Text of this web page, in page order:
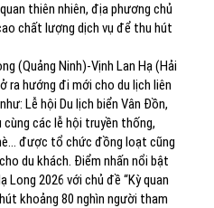
thiên nhiên, địa phương chủ
chất lượng dịch vụ để thu hút
(Quảng Ninh)-Vịnh Lan Hạ (Hải
ra hướng đi mới cho du lịch liên
Lễ hội Du lịch biển Vân Đồn,
các lễ hội truyền thống,
được tổ chức đồng loạt cũng
du khách. Điểm nhấn nổi bật
Long 2026 với chủ đề “Kỳ quan
khoảng 80 nghìn người tham